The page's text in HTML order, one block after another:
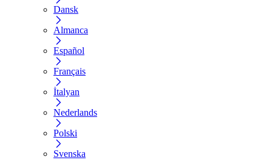
Dansk
Almanca
Español
Français
İtalyan
Nederlands
Polski
Svenska